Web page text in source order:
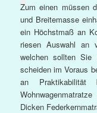
Zum einen müssen
und Breitemasse
ein Höchstmaß an
riesen Auswahl an
welchen sollten Sie
scheiden im Voraus
an Praktikabilität
Dicken